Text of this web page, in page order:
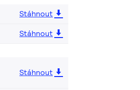
Stáhnout
Stáhnout
Stáhnout